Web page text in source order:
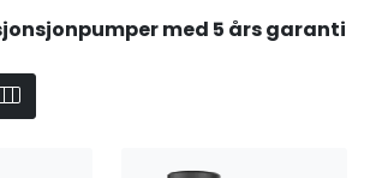
med 5 års garanti